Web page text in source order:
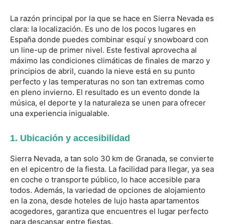
La razón principal por la que se hace en Sierra Nevada es
clara: la localización. Es uno de los pocos lugares en
España donde puedes combinar esquí y snowboard con
un line-up de primer nivel. Este festival aprovecha al
máximo las condiciones climáticas de finales de marzo y
principios de abril, cuando la nieve está en su punto
perfecto y las temperaturas no son tan extremas como
en pleno invierno. El resultado es un evento donde la
música, el deporte y la naturaleza se unen para ofrecer
una experiencia inigualable.
1. Ubicación y accesibilidad
Sierra Nevada, a tan solo 30 km de Granada, se convierte
en el epicentro de la fiesta. La facilidad para llegar, ya sea
en coche o transporte público, lo hace accesible para
todos. Además, la variedad de opciones de alojamiento
en la zona, desde hoteles de lujo hasta apartamentos
acogedores, garantiza que encuentres el lugar perfecto
para descansar entre fiestas.